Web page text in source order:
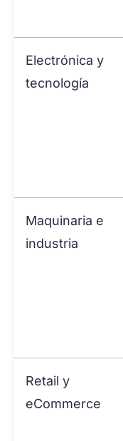
Electrónica y
tecnología
Maquinaria e
industria
Retail y
eCommerce